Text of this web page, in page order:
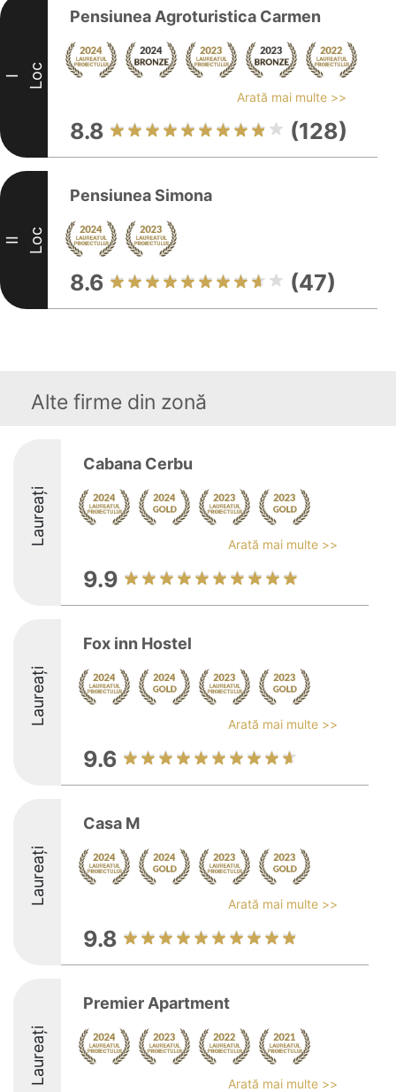
I Loc
Pensiunea Agroturistica Carmen
Arată mai multe >>
8.8 (128)
II Loc
Pensiunea Simona
8.6 (47)
Alte firme din zonă
Laureați
Cabana Cerbu
Arată mai multe >>
9.9
Laureați
Fox inn Hostel
Arată mai multe >>
9.6
Laureați
Casa M
Arată mai multe >>
9.8
Laureați
Premier Apartment
Arată mai multe >>